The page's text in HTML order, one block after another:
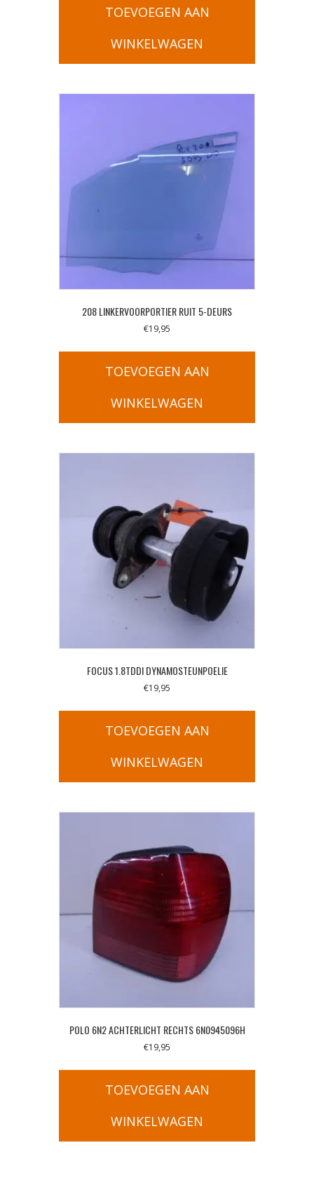
TOEVOEGEN AAN
WINKELWAGEN
208 LINKERVOORPORTIER RUIT 5-DEURS
€19,95
TOEVOEGEN AAN
WINKELWAGEN
FOCUS 1.8TDDI DYNAMOSTEUNPOELIE
€19,95
TOEVOEGEN AAN
WINKELWAGEN
POLO 6N2 ACHTERLICHT RECHTS 6N0945096H
€19,95
TOEVOEGEN AAN
WINKELWAGEN